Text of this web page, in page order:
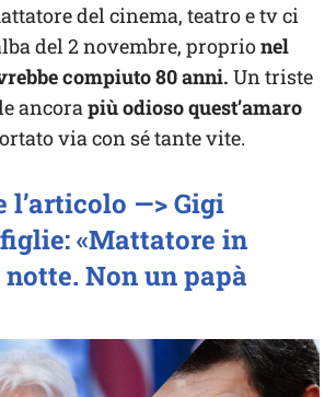
del cinema, teatro e tv ci
del 2 novembre, proprionel
compiuto 80 anni. Un triste
ancorapiù odioso quest’amaro
via con sé tante vite.
l’articolo —> Gigi
«Mattatore in
Non un papà